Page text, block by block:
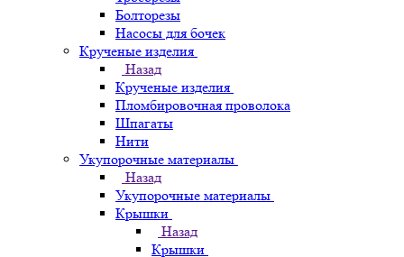
Болторезы
Насосы для бочек
Крученые изделия
Назад
Крученые изделия
Пломбировочная проволока
Шпагаты
Нити
Укупорочные материалы
Назад
Укупорочные материалы
Крышки
Назад
Крышки